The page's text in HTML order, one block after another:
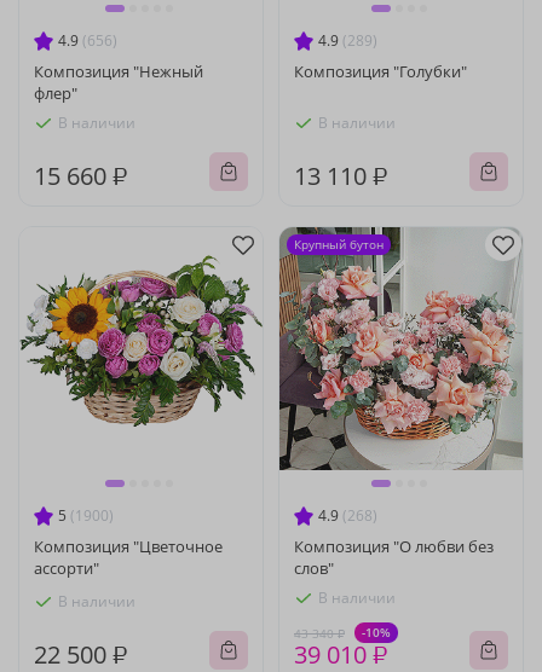
4.9 (656)
Композиция "Нежный
флер"
В наличии
15 660 ₽
4.9 (289)
Композиция "Голубки"
В наличии
13 110 ₽
5 (1900)
Композиция "Цветочное
ассорти"
В наличии
22 500 ₽
4.9 (268)
Композиция "О любви без
слов"
В наличии
43 340 ₽ -10%
39 010 ₽
Крупный бутон